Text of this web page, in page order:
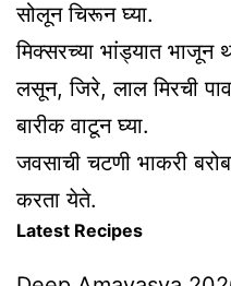
सोलून चिरून घ्या.
मिक्सरच्या भांड्यात
लसून, जिरे, लाल मिरची
बारीक वाटून घ्या.
जवसाची चटणी भाकरी
करता येते.
Latest Recipes